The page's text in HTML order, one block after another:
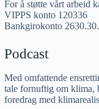
For å støtte vårt arbeid
VIPPS konto 120336
Bankgirokonto
Podcast
Med omfattende
tale fornuftig om klima,
foredrag med